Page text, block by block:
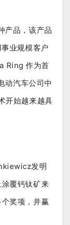
产品，该产品
业规模客户
Ring 作为首
动汽车公司中
开始越来越具
发明
覆钙钛矿来
奖项，并赢